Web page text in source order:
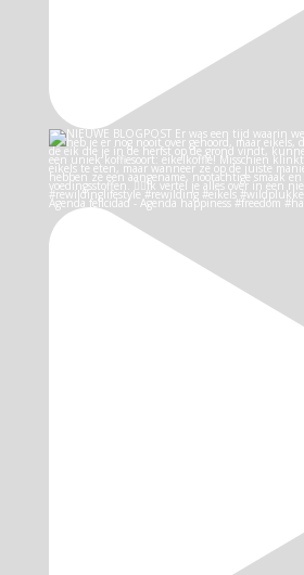
Agenda felicidad - Agenda happiness #freedom #ha